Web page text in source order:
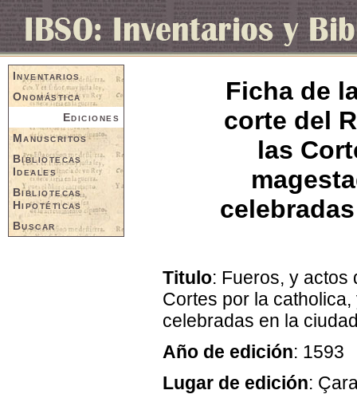
Inventarios
Onomástica
Ediciones
Manuscritos
Bibliotecas
Ideales
Bibliotecas
Hipotéticas
Buscar
Ficha de
corte del
las
Titulo: Fueros, y actos
Cortes por la
celebradas en la
Año de edición: 1593
Lugar de edición: